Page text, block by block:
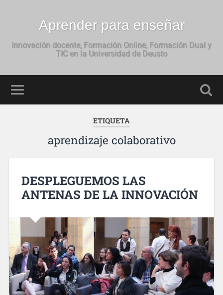
Aprender para enseñar
Innovación docente, Formación Online, Formación Dual y
TIC en la Universidad de Deusto
ETIQUETA
aprendizaje colaborativo
DESPLEGUEMOS LAS
ANTENAS DE LA INNOVACIÓN